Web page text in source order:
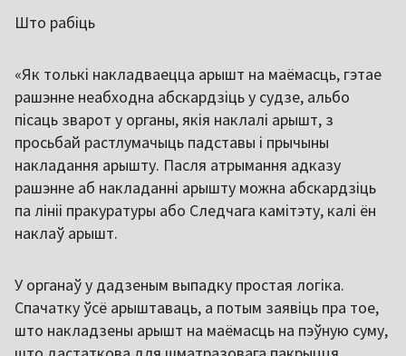
Што рабіць
«Як толькі накладваецца арышт на маёмасць, гэтае
рашэнне неабходна абскардзіць у судзе, альбо
пісаць зварот у органы, якія наклалі арышт, з
просьбай растлумачыць падставы і прычыны
накладання арышту. Пасля атрымання адказу
рашэнне аб накладанні арышту можна абскардзіць
па лініі пракуратуры або Следчага камітэту, калі ён
наклаў арышт.
У органаў у дадзеным выпадку простая логіка.
Спачатку ўсё арыштаваць, а потым заявіць пра тое,
што накладзены арышт на маёмасць на пэўную суму,